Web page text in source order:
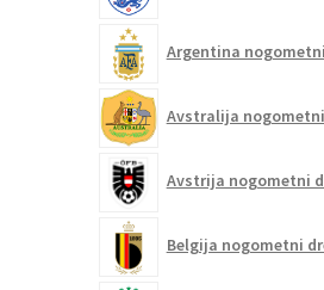
Argentina
Avstralija nogometni
Avstrija nogometni
Belgija nogometni